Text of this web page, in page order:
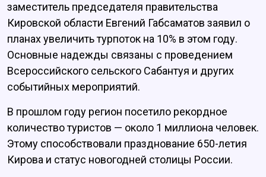
заместитель председателя правительства
Кировской области Евгений Габсаматов заявил о
планах увеличить турпоток на 10% в этом году.
Основные надежды связаны с проведением
Всероссийского сельского Сабантуя и других
событийных мероприятий.
В прошлом году регион посетило рекордное
количество туристов — около 1 миллиона человек.
Этому способствовали празднование 650-летия
Кирова и статус новогодней столицы России.